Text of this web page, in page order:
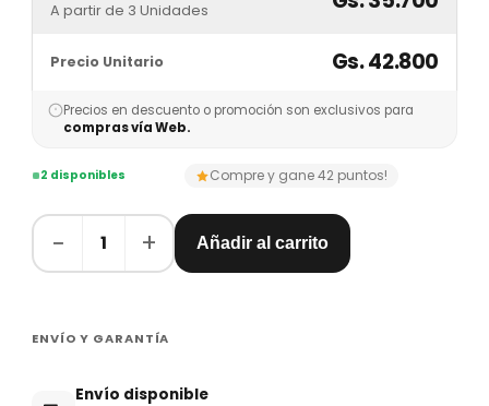
A partir de 3 Unidades
Precio Unitario Gs. 42.800
Precios en descuento o promoción son exclusivos para
compras vía Web.
2 disponibles Compre y gane 42 puntos!
− 1 + Añadir al carrito
ENVÍO Y GARANTÍA
Envío disponible